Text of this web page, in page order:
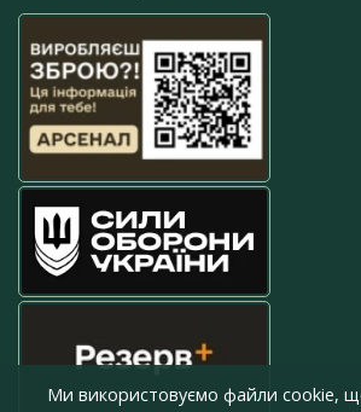
Ми використовуємо файли cookie,